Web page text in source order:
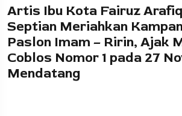
Artis Ibu Kota Fairuz
Septian Meriahkan
Paslon Imam – Ririn, Ajak
Coblos Nomor 1 pada 27
Mendatang